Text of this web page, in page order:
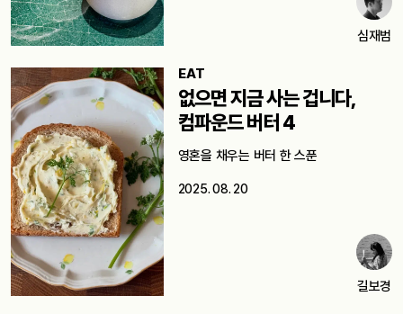
심재범
EAT
없으면 지금 사는 겁니다,
컴파운드 버터 4
영혼을 채우는 버터 한 스푼
2025. 08. 20
길보경